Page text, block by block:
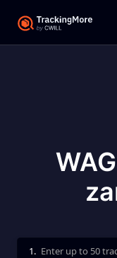
Enter up to 50
1.